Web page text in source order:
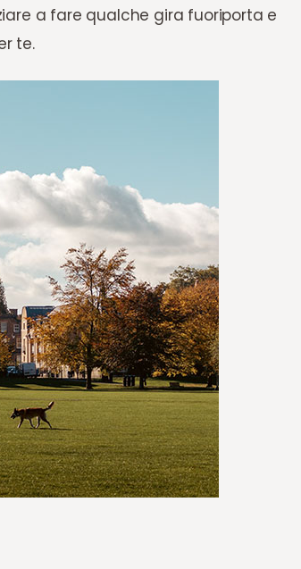
a fare qualche gira fuoriporta e
te.